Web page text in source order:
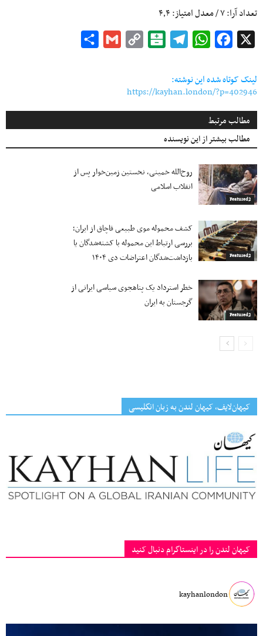
تعداد آرا:۷/ معدل امتیاز:۴٫۴
Facebook
WhatsApp
Telegram
Balatarin
Copy
Gmail
لینک کوتاه شده این نوشته:
https://kayhan.london/?p=402946
مطالب مرتبط
مطالب بیشتر از این نویسنده
Featured2
روح‌الله خمینی، نخستین زمین‌خوار پس از
انقلاب اسلامی
Featured2
کشف محموله موی طبیعی قاچاق از ایران؛
بررسی ارتباط این محموله با کشته‌شدگان یا
بازداشت‌شدگان اعتراضات دی ۱۴۰۴
Featured2
خطر استرداد یک پناهجوی سیاسی ایرانی از
گرجستان به ایران
کیهان‌لایف، کیهان لندن به زبان انگلیسی
کیهان لندن را در اینستاگرام دنبال کنید
kayhanlondon